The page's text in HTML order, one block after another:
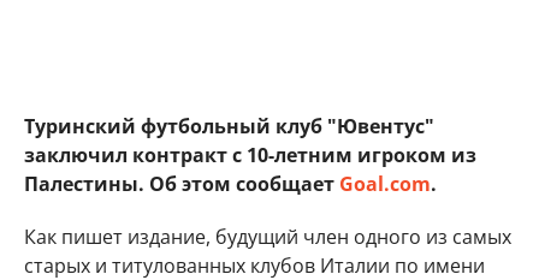
Туринский футбольный клуб "Ювентус"
заключил контракт с 10-летним игроком из
Палестины. Об этом сообщает Goal.com.
Как пишет издание, будущий член одного из самых
старых и титулованных клубов Италии по имени